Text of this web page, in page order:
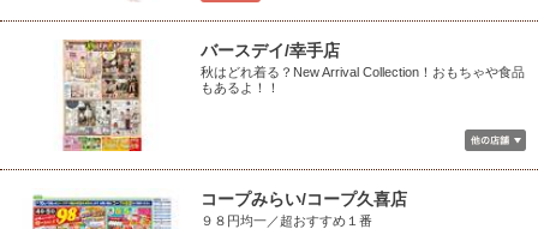
バースデイ/幸手店
秋はどれ着る？New Arrival Collection！おもちゃや食品
もあるよ！！
コープみらい/コープ久喜店
９８円均一／超おすすめ１番